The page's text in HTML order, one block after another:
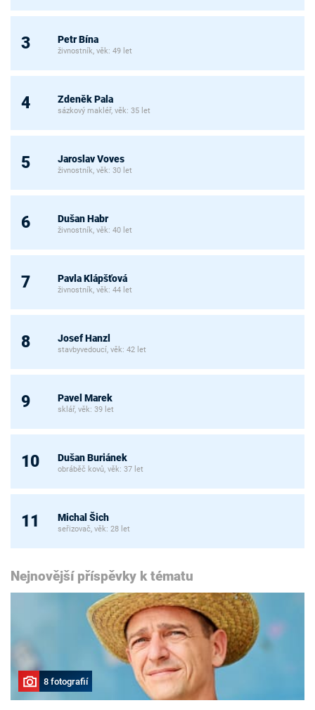
3 Petr Bína
živnostník, věk: 49 let
4 Zdeněk Pala
sázkový makléř, věk: 35 let
5 Jaroslav Voves
živnostník, věk: 30 let
6 Dušan Habr
živnostník, věk: 40 let
7 Pavla Klápšťová
živnostník, věk: 44 let
8 Josef Hanzl
stavbyvedoucí, věk: 42 let
9 Pavel Marek
sklář, věk: 39 let
10 Dušan Buriánek
obráběč kovů, věk: 37 let
11 Michal Šich
seřizovač, věk: 28 let
Nejnovější příspěvky k tématu
8 fotografií